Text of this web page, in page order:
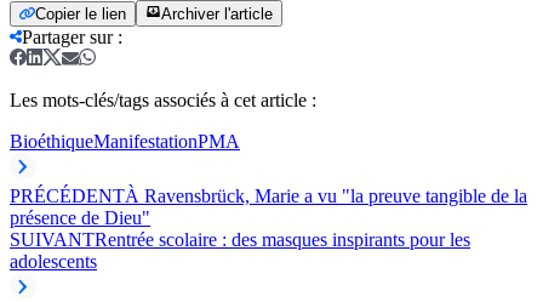
Copier le lien Archiver l'article
Partager sur:
Les mots-clés/tags associés à cet article :
BioéthiqueManifestationPMA
PRÉCÉDENTÀ Ravensbrück, Marie a vu "la preuve tangible de la
présence de Dieu"
SUIVANTRentrée scolaire : des masques inspirants pour les
adolescents